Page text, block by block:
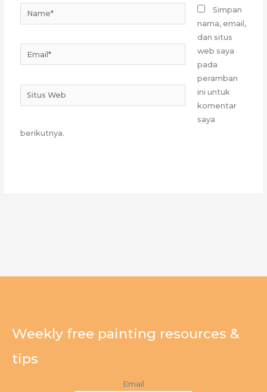
Name*
Email*
Situs
Web
Simpan
nama, email,
dan situs
web saya
pada
peramban
ini untuk
komentar
saya
berikutnya.
Weekly free painting resources &
tips
Email